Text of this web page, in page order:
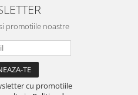
promotiile noastre
cu promotiile